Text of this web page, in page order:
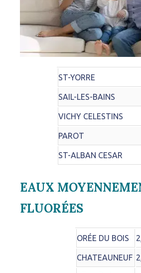
ST-YORRE
SAIL-LES-BAINS
VICHY CELESTINS
PAROT
ST-ALBAN CESAR
EAUX
FLUORÉES
ORÉE DU BOIS
CHATEAUNEUF